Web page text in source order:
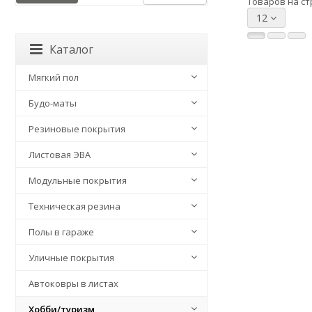
12
Каталог
Мягкий пол
Будо-маты
Резиновые покрытия
Листовая ЭВА
Модульные покрытия
Техническая резина
Полы в гараже
Уличные покрытия
Автоковры в листах
Хобби/туризм